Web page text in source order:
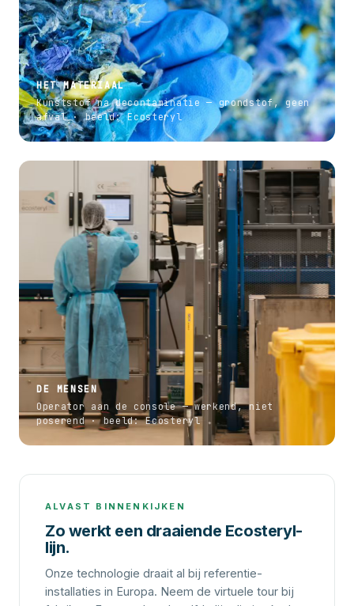
HET MATERIAAL
Kunststof na decontaminatie — grondstof, geen
afval · beeld: Ecosteryl
DE MENSEN
Operator aan de console — werkend, niet
poserend · beeld: Ecosteryl
ALVAST BINNENKIJKEN
Zo werkt een draaiende Ecosteryl-
lijn.
Onze technologie draait al bij referentie-
installaties in Europa. Neem de virtuele tour bij